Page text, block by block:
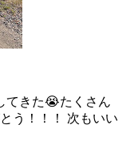
てきた😭たくさん
う！！！ 次もいい